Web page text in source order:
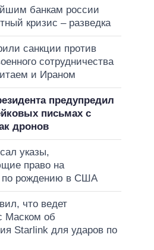
банкам россии
кризис – разведка
санкции против
сотрудничества
и Ираном
предупредил
письмах с
дронов
указы,
право на
по рождению в США
что ведет
Маском об
Starlink для ударов по